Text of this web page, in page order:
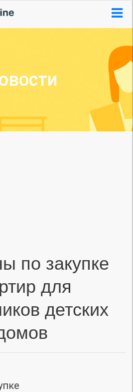
по закупке
для
детских